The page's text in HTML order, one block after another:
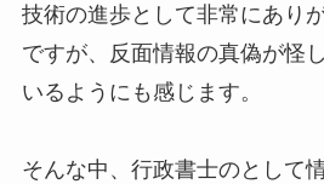
技術の進歩として非常にあり
ですが、反面情報の真偽が怪
いるようにも感じます。
そんな中、行政書士のとして